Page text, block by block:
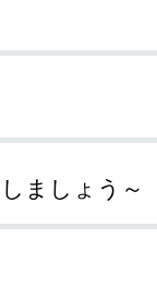
ましょう～